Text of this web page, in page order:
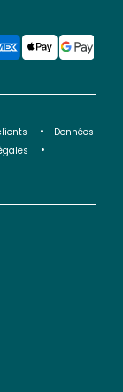
Données